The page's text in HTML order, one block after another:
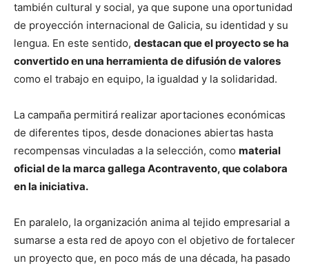
también cultural y social, ya que supone una oportunidad
de proyección internacional de Galicia, su identidad y su
lengua. En este sentido, destacan que el proyecto se ha
convertido en una herramienta de difusión de valores
como el trabajo en equipo, la igualdad y la solidaridad.
La campaña permitirá realizar aportaciones económicas
de diferentes tipos, desde donaciones abiertas hasta
recompensas vinculadas a la selección, como material
oficial de la marca gallega Acontravento, que colabora
en la iniciativa.
En paralelo, la organización anima al tejido empresarial a
sumarse a esta red de apoyo con el objetivo de fortalecer
un proyecto que, en poco más de una década, ha pasado